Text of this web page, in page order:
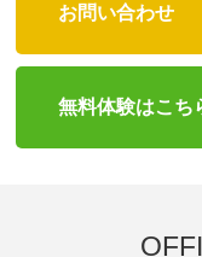
お問い合わせ
無料体験はこち